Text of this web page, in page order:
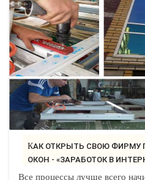
КАК ОТКРЫТЬ СВОЮ ФИРМУ ПО ПРОИЗВОДСТВУ
ОКОН - «ЗАРАБОТОК В
Все процессы лучше всего